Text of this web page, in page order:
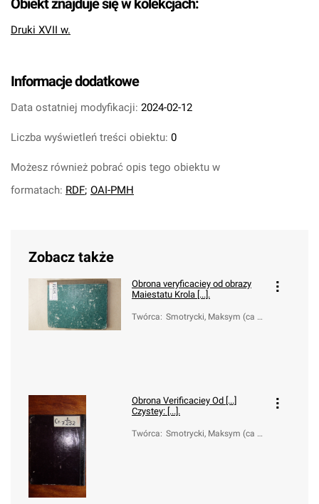
Obiekt znajduje się w kolekcjach:
Druki XVII w.
Informacje dodatkowe
Data ostatniej modyfikacji: 2024-02-12
Liczba wyświetleń treści obiektu: 0
Możesz również pobrać opis tego obiektu w
formatach: RDF; OAI-PMH
Zobacz także
Obrona veryficaciey od obrazy
Maiestatu Krola [...].
Twórca: Smotrycki, Maksym (ca 1
Obrona Verificaciey Od [...]
Czystey: [...].
Twórca: Smotrycki, Maksym (ca 1